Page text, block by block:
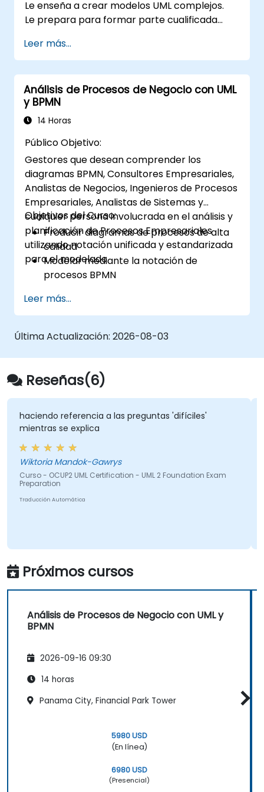
Le enseña a crear modelos UML complejos.
Le prepara para formar parte cualificada
desarrollo UML.
Leer más...
Análisis de Procesos de Negocio con UML
y BPMN
14 Horas
Público Objetivo:
Gestores que desean comprender los
diagramas BPMN, Consultores Empresariales,
Analistas de Negocios, Ingenieros de Procesos
Empresariales, Analistas de Sistemas y
cualquier persona involucrada en el análisis y
planificación de Procesos Empresariales
utilizando notación unificada y estandarizada
para el modelado.
Objetivos del Curso:
Producir diagramas de procesos de alta
calidad
Modelar mediante la notación de
procesos BPMN
como existe actualmente (as-is)
Implementar flujos de procesos
optimizados para procesos intensivos en
Simplificar definiciones complejas de
procesos y dividirlos en partes más
manejables
Leer más...
Última Actualización: 2026-08-03
Reseñas(6)
haciendo referencia a las preguntas 'difíciles'
mientras se explica
Wiktoria Mandok-Gawrys
Curso - OCUP2 UML Certification - UML 2 Foundation Exam
Preparation
Traducción Automática
Próximos cursos
Análisis de Procesos de Negocio con UML y
BPMN
2026-09-16 09:30
14 horas
Panama City, Financial Park Tower
5980 USD
(En línea)
6980 USD
(Presencial)